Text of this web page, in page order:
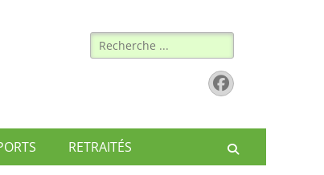
Rechercher :
Facebook
RETRAITÉS